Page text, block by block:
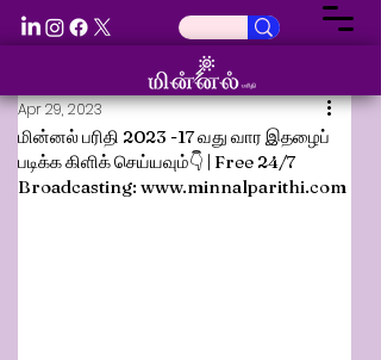
மின்னல் பரிதி 2023 -17 வது வார இதழைப்
படிக்க கிளிக் செய்யவும்👇 | Free 24/7
Broadcasting: www.minnalparithi.com
Apr 29, 2023